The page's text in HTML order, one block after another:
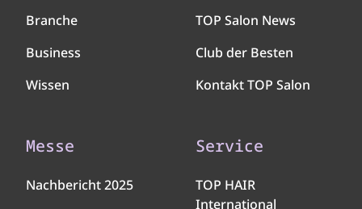
Branche
Business
Wissen
TOP Salon News
Club der Besten
Kontakt TOP Salon
Messe
Nachbericht 2025
Service
TOP HAIR
International